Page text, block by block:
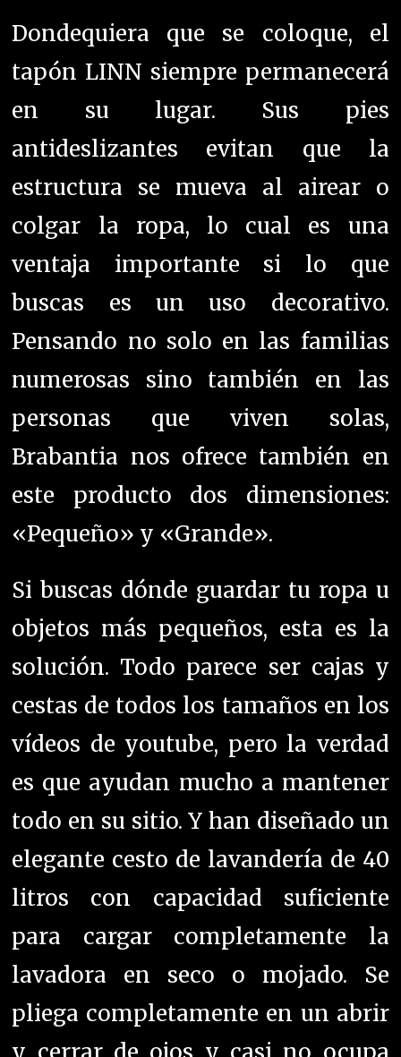
Dondequiera que se coloque, el
tapón LINN siempre permanecerá
en su lugar. Sus pies
antideslizantes evitan que la
estructura se mueva al airear o
colgar la ropa, lo cual es una
ventaja importante si lo que
buscas es un uso decorativo.
Pensando no solo en las familias
numerosas sino también en las
personas que viven solas,
Brabantia nos ofrece también en
este producto dos dimensiones:
«Pequeño» y «Grande».
Si buscas dónde guardar tu ropa u
objetos más pequeños, esta es la
solución. Todo parece ser cajas y
cestas de todos los tamaños en los
vídeos de youtube, pero la verdad
es que ayudan mucho a mantener
todo en su sitio. Y han diseñado un
elegante cesto de lavandería de 40
litros con capacidad suficiente
para cargar completamente la
lavadora en seco o mojado. Se
pliega completamente en un abrir